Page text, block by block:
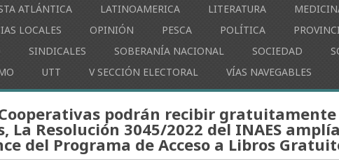
ATLÁNTICA
LATINOAMERICA LITERATURA
LOCALES
OPINIÓN PESCA POLÍTICA
SINDICALES SOBERANÍA NACIONAL SOCIEDAD
UTT V SECCIÓN ELECTORAL VÍAS NAVEGABLES
podrán recibir gratuitamente
La Resolución 3045/2022 del INAES
del Programa de Acceso a Libros